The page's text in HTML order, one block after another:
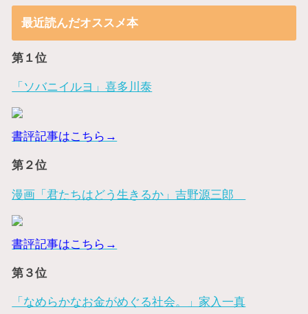
最近読んだオススメ本
第１位
「ソバニイルヨ」喜多川泰
書評記事はこちら→
第２位
漫画「君たちはどう生きるか」吉野源三郎
書評記事はこちら→
第３位
「なめらかなお金がめぐる社会。」家入一真